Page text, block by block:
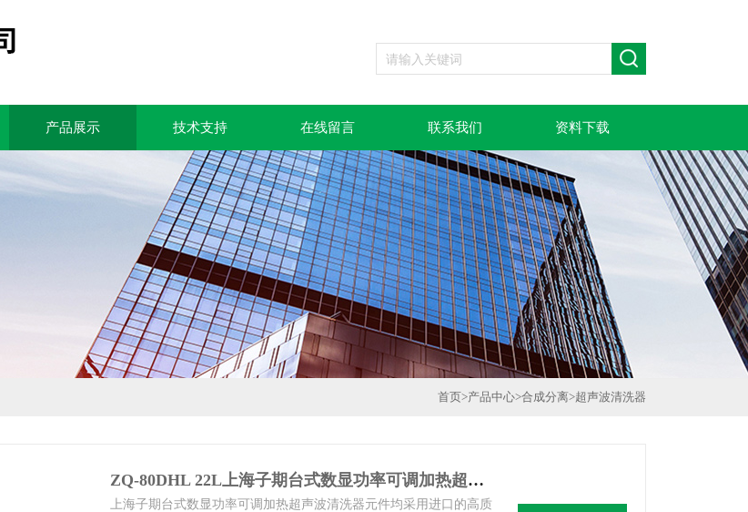
产品展示 技术支持 在线留言 联系我们 资料下载
首页>产品中心>合成分离>超声波清洗器
ZQ-80DHL 22L上海子期台式数显功率可调加热超声波清洗器
上海子期台式数显功率可调加热超声波清洗器元件均采用进口的高质